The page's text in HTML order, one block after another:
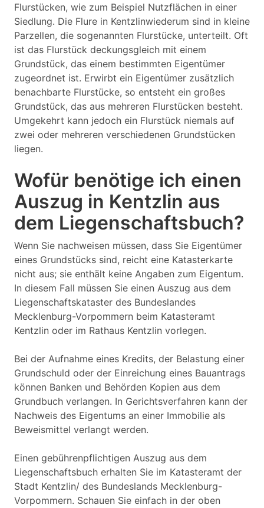
Flurstücken, wie zum Beispiel Nutzflächen in einer
Siedlung. Die Flure in Kentzlinwiederum sind in kleine
Parzellen, die sogenannten Flurstücke, unterteilt. Oft
ist das Flurstück deckungsgleich mit einem
Grundstück, das einem bestimmten Eigentümer
zugeordnet ist. Erwirbt ein Eigentümer zusätzlich
benachbarte Flurstücke, so entsteht ein großes
Grundstück, das aus mehreren Flurstücken besteht.
Umgekehrt kann jedoch ein Flurstück niemals auf
zwei oder mehreren verschiedenen Grundstücken
liegen.
Wofür benötige ich einen
Auszug in Kentzlin aus
dem Liegenschaftsbuch?
Wenn Sie nachweisen müssen, dass Sie Eigentümer
eines Grundstücks sind, reicht eine Katasterkarte
nicht aus; sie enthält keine Angaben zum Eigentum.
In diesem Fall müssen Sie einen Auszug aus dem
Liegenschaftskataster des Bundeslandes
Mecklenburg-Vorpommern beim Katasteramt
Kentzlin oder im Rathaus Kentzlin vorlegen.
Bei der Aufnahme eines Kredits, der Belastung einer
Grundschuld oder der Einreichung eines Bauantrags
können Banken und Behörden Kopien aus dem
Grundbuch verlangen. In Gerichtsverfahren kann der
Nachweis des Eigentums an einer Immobilie als
Beweismittel verlangt werden.
Einen gebührenpflichtigen Auszug aus dem
Liegenschaftsbuch erhalten Sie im Katasteramt der
Stadt Kentzlin/ des Bundeslands Mecklenburg-
Vorpommern. Schauen Sie einfach in der oben